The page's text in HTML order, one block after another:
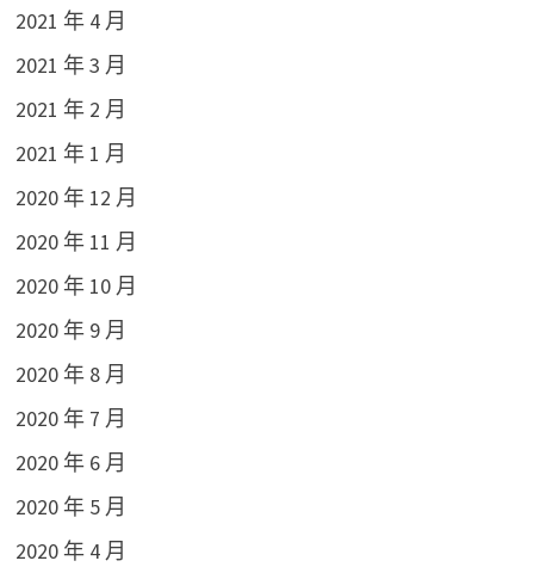
2021 年 4 月
2021 年 3 月
2021 年 2 月
2021 年 1 月
2020 年 12 月
2020 年 11 月
2020 年 10 月
2020 年 9 月
2020 年 8 月
2020 年 7 月
2020 年 6 月
2020 年 5 月
2020 年 4 月